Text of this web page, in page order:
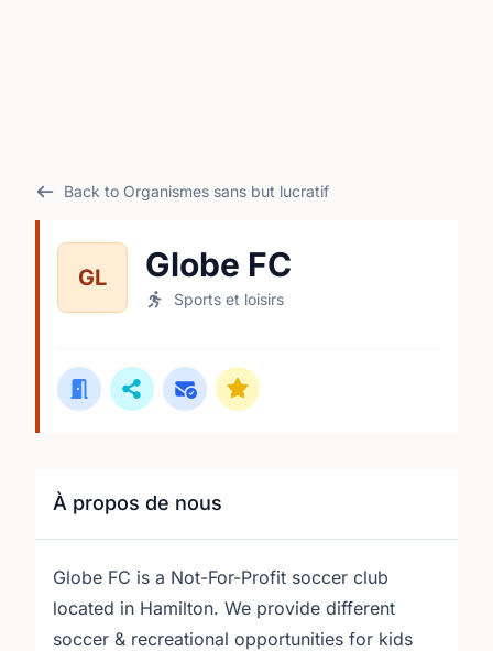
Back to Organismes sans but lucratif
GL Globe FC
Sports et loisirs
À propos de nous
Globe FC is a Not-For-Profit soccer club
located in Hamilton. We provide different
soccer & recreational opportunities for kids